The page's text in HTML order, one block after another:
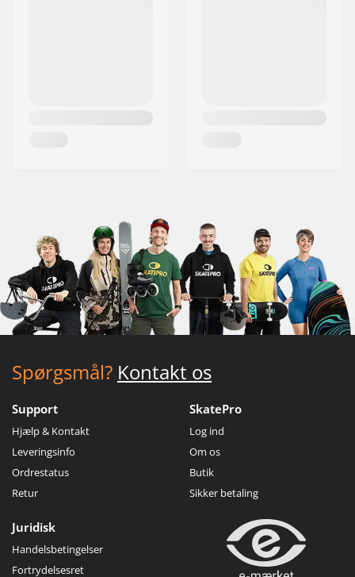
Spørgsmål? Kontakt os
Support
Hjælp & Kontakt
Leveringsinfo
Ordrestatus
Retur
SkatePro
Log ind
Om os
Butik
Sikker betaling
Juridisk
Handelsbetingelser
Fortrydelsesret